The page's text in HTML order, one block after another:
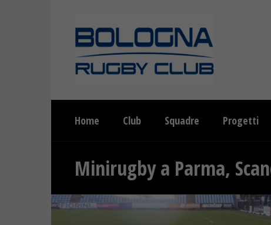
Home Club Squadre Progetti
Minirugby a Parma,